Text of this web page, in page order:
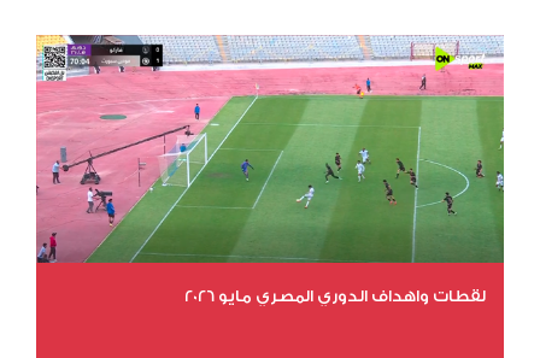
لقطات واهداف الدوري المصري مايو 2026